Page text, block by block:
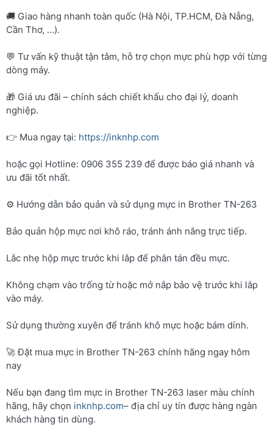
🚚 Giao hàng nhanh toàn quốc (Hà Nội, TP.HCM, Đà Nẵng,
Cần Thơ, …).
💬 Tư vấn kỹ thuật tận tâm, hỗ trợ chọn mực phù hợp với từng
dòng máy.
🎁 Giá ưu đãi – chính sách chiết khấu cho đại lý, doanh
nghiệp.
👉 Mua ngay tại: https://inknhp.com
hoặc gọi Hotline: 0906 355 239 để được báo giá nhanh và
ưu đãi tốt nhất.
⚙️ Hướng dẫn bảo quản và sử dụng mực in Brother TN-263
Bảo quản hộp mực nơi khô ráo, tránh ánh nắng trực tiếp.
Lắc nhẹ hộp mực trước khi lắp để phân tán đều mực.
Không chạm vào trống từ hoặc mở nắp bảo vệ trước khi lắp
vào máy.
Sử dụng thường xuyên để tránh khô mực hoặc bám dính.
🚀 Đặt mua mực in Brother TN-263 chính hãng ngay hôm
nay
Nếu bạn đang tìm mực in Brother TN-263 laser màu chính
hãng, hãy chọn inknhp.com– địa chỉ uy tín được hàng ngàn
khách hàng tin dùng.